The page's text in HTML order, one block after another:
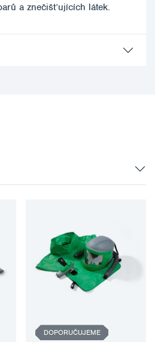
a znečišťujících látek.
DOPORUČUJEME